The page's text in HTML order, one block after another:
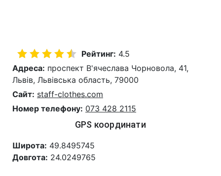
Рейтинг: 4.5
Адреса: проспект В'ячеслава Чорновола, 41,
Львів, Львівська область, 79000
Сайт: staff-clothes.com
Номер телефону: 073 428 2115
GPS координати
Широта: 49.8495745
Довгота: 24.0249765